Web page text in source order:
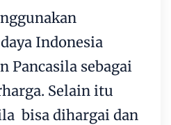
Indonesia
Pancasila sebagai
Selain itu
bisa dihargai dan